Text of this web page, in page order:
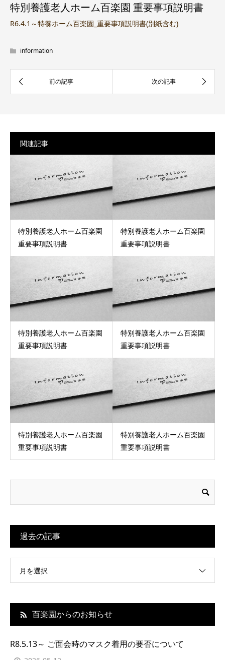
特別養護老人ホーム百楽園 重要事項説明書
R6.4.1～特養ホーム百楽園_重要事項説明書(別紙含む)
information
関連記事
特別養護老人ホーム百楽園
重要事項説明書
特別養護老人ホーム百楽園
重要事項説明書
特別養護老人ホーム百楽園
重要事項説明書
特別養護老人ホーム百楽園
重要事項説明書
特別養護老人ホーム百楽園
重要事項説明書
特別養護老人ホーム百楽園
重要事項説明書
過去の記事
月を選択
百楽園からのお知らせ
R8.5.13～ ご面会時のマスク着用の要否について